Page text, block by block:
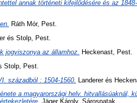
annak történeti kifejlődésére és az
Ráth Mór, Pest.
és Stolp, Pest.
jogviszonya az államhoz. Heckenast, Pest.
Stolp, Pest.
századból : 1504-1560. Landerer és
a magyarországi helv. hitvallásúaknál,
Jäger Károly, Sárospatak.